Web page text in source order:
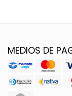
MEDIOS DE